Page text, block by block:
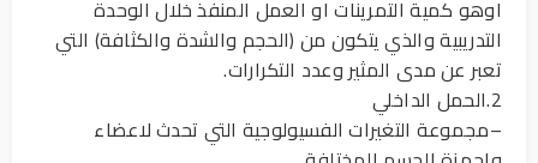
اوهو كمية التمرينات او العمل المنفذ خلال الوحدة
التدريبية والذي يتكون من (الحجم والشدة والكثافة) التي
تعبر عن مدى المثير وعدد التكرارات.
2.الحمل الداخلي
–مجموعة التغيرات الفسيولوجية التي تحدث لاعضاء